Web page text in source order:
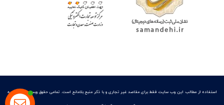
استفاده از مطالب این وب سایت فقط برای مقاصد غیر تجاری و با ذکر منبع بلامانع است. تمامی حقوق وبسایت متعلق به